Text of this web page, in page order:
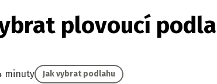
plovoucí
minuty Jak vybrat podlahu